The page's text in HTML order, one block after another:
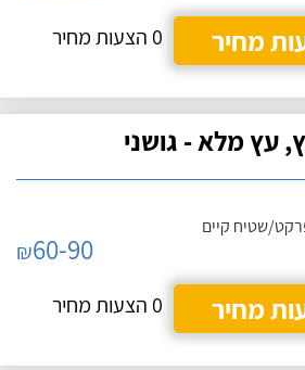
מחיר
0 הצעות מחיר
עץ מלא - גושני
שטיח קיים
₪60-90
מחיר
0 הצעות מחיר